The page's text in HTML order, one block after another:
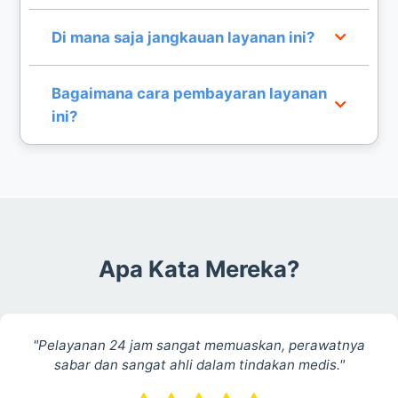
jam.
Tentu, kami memiliki perawat spesialis luka yang
mampu melakukan perawatan luka steril, luka
diabetes, hingga luka pasca operasi di rumah.
Di mana saja jangkauan layanan ini?
Layanan perawat homecare kami mencakup
seluruh wilayah Jakarta, termasuk Jakarta Pusat,
Selatan, Barat, Timur, dan Utara.
Bagaimana cara pembayaran layanan
ini?
Apa Kata Mereka?
"Pelayanan 24 jam sangat memuaskan, perawatnya
sabar dan sangat ahli dalam tindakan medis."